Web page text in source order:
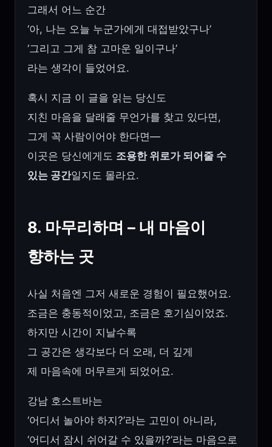
그래서 어느 순간
‘아, 나는 오늘 누군가에게 대접받았구나’
‘그리고 그게 참 고마운 일이구나’
라는 생각이 들었어요.
혹시 지금 이 글을 읽는 당신도
지친 마음을 달래줄 무언가를 찾고 있다면,
그게 꼭 사람이어야 한다면—
이곳은 당신에게도 조용한 위로가 되어줄 수
있는 공간일지도 몰라요.
8. 마무리하며 – 내 마음이
향하는 곳
사실 처음엔 그저 새로운 경험이 필요했어요.
조금은 충동적이었고, 조금은 호기심이었죠.
하지만 시간이 지날수록
그 공간은 생각보다 더 오래, 더 깊게
제 마음속에 머무르게 되었어요.
강남 호스트바는
‘어디서 놀아야 하지?’라는 고민이 아니라,
‘어디서 잠시 쉬어갈 수 있을까?’라는 마음으로